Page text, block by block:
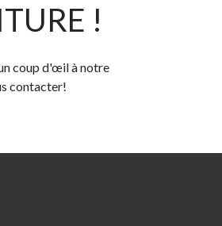
!
coup d'œil à notre
contacter!